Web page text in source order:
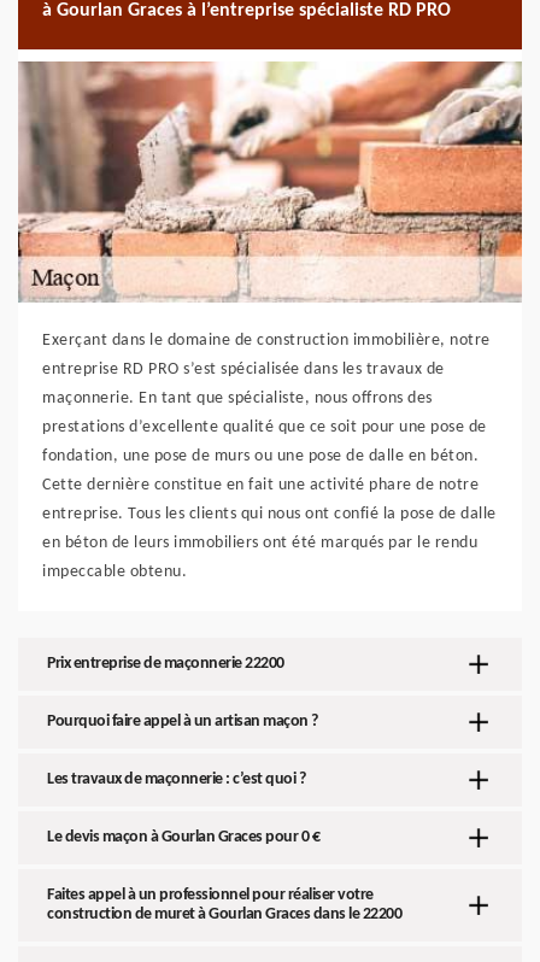
à Gourlan Graces à l’entreprise spécialiste RD PRO
Exerçant dans le domaine de construction immobilière, notre
entreprise RD PRO s’est spécialisée dans les travaux de
maçonnerie. En tant que spécialiste, nous offrons des
prestations d’excellente qualité que ce soit pour une pose de
fondation, une pose de murs ou une pose de dalle en béton.
Cette dernière constitue en fait une activité phare de notre
entreprise. Tous les clients qui nous ont confié la pose de dalle
en béton de leurs immobiliers ont été marqués par le rendu
impeccable obtenu.
Prix entreprise de maçonnerie 22200
Pourquoi faire appel à un artisan maçon ?
Les travaux de maçonnerie : c’est quoi ?
Le devis maçon à Gourlan Graces pour 0 €
Faites appel à un professionnel pour réaliser votre
construction de muret à Gourlan Graces dans le 22200